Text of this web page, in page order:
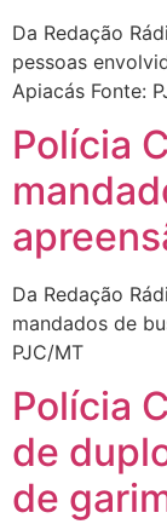
Da Redação
pessoas
Apiacás Fonte:
Polícia
Da Redação
mandados de
PJC/MT
Polícia
de
de